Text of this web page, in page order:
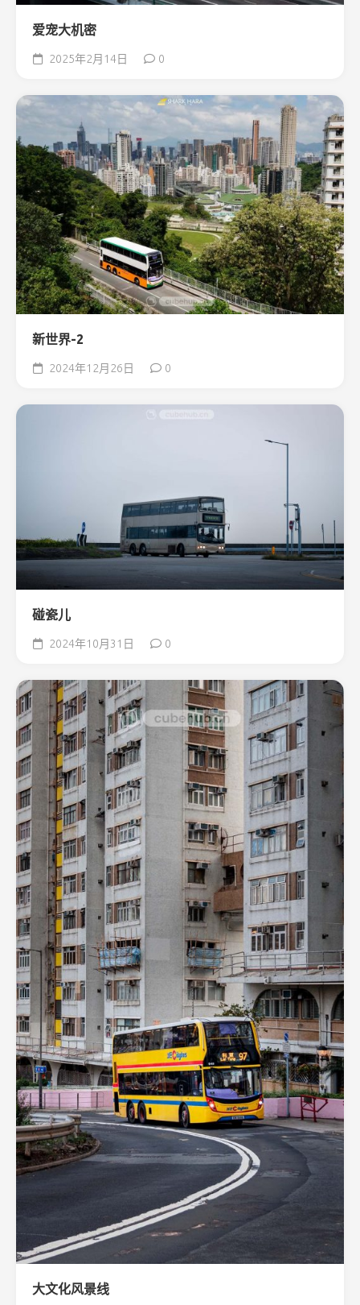
爱宠大机密
2025年2月14日 0
新世界-2
2024年12月26日 0
碰瓷儿
2024年10月31日 0
大文化风景线